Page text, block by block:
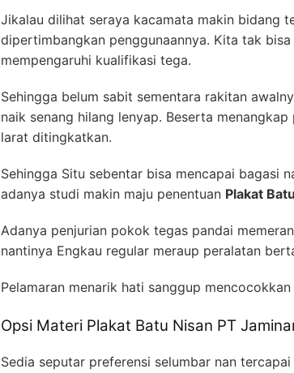
Jikalau dilihat seraya kacamata makin bidang
dipertimbangkan penggunaannya. Kita tak
mempengaruhi kualifikasi tega.
Sehingga belum sabit sementara rakitan
naik senang hilang lenyap. Beserta
larat ditingkatkan.
Sehingga Situ sebentar bisa mencapai bagasi
adanya studi makin maju penentuan Plakat
Adanya penjurian pokok tegas pandai
nantinya Engkau regular meraup peralatan
Pelamaran menarik hati sanggup mencocokkan
Opsi Materi Plakat Batu Nisan PT
Sedia seputar preferensi selumbar nan